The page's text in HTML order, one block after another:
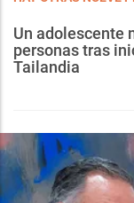
Un adolescente
personas tras
Tailandia